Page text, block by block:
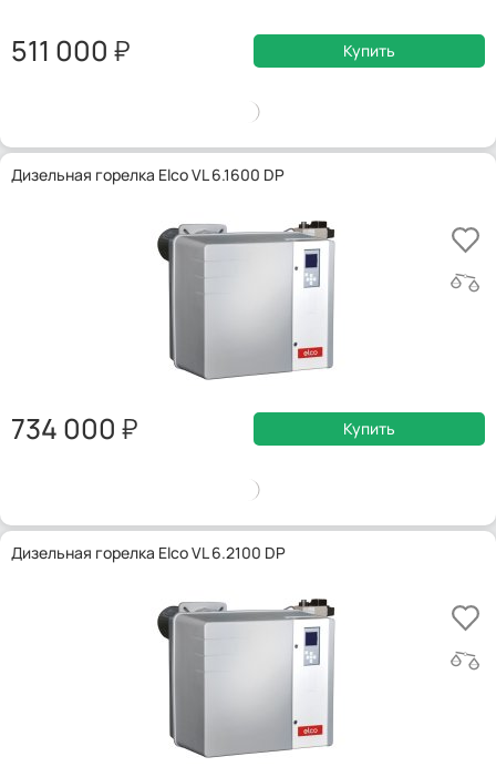
511 000 Купить
Дизельная горелка Elco VL 6.1600 DP
734 000 Купить
Дизельная горелка Elco VL 6.2100 DP